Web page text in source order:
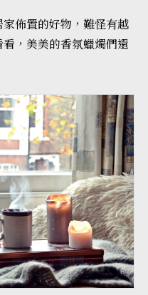
佈置的好物，難怪有越
，美美的香氛蠟燭們還